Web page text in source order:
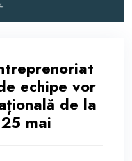
echipe vor
de la
mai